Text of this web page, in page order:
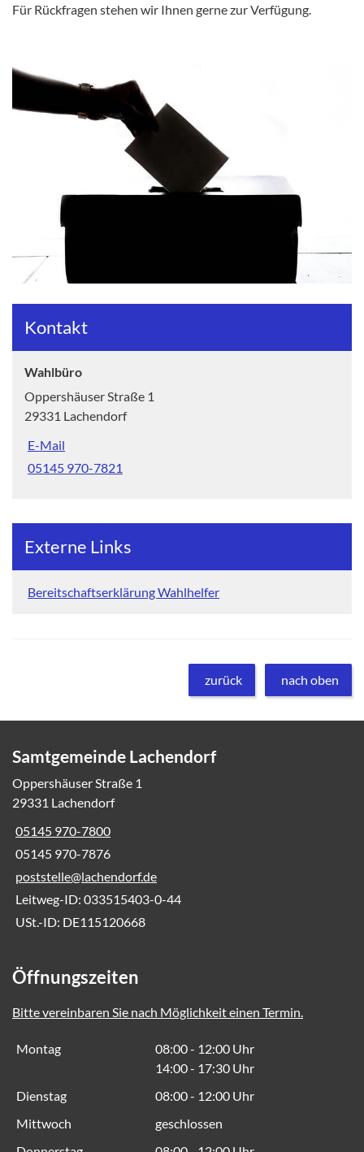
Für Rückfragen stehen wir Ihnen gerne zur Verfügung.
Kontakt
Wahlbüro
Oppershäuser Straße 1
29331 Lachendorf
E-Mail
05145 970-7821
Externe Links
Bereitschaftserklärung Wahlhelfer
zurück nach oben
Samtgemeinde Lachendorf
Oppershäuser Straße 1
29331 Lachendorf
05145 970-7800
05145 970-7876
poststelle@lachendorf.de
Leitweg-ID: 033515403-0-44
USt.-ID: DE115120668
Öffnungszeiten
Bitte vereinbaren Sie nach Möglichkeit einen Termin.
Montag
08:00 - 12:00 Uhr
14:00 - 17:30 Uhr
Dienstag
08:00 - 12:00 Uhr
Mittwoch
geschlossen